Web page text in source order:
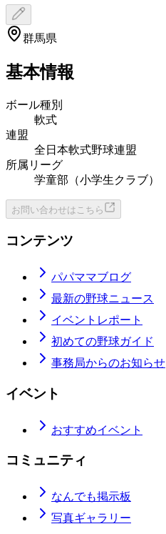
群馬県
基本情報
ボール種別
軟式
連盟
全日本軟式野球連盟
所属リーグ
学童部（小学生クラブ）
お問い合わせはこちら
コンテンツ
パパママブログ
最新の野球ニュース
イベントレポート
初めての野球ガイド
事務局からのお知らせ
イベント
おすすめイベント
コミュニティ
なんでも掲示板
写真ギャラリー